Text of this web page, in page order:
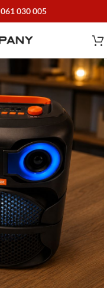
061 030 005